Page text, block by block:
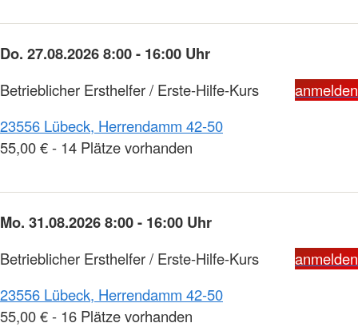
Do. 27.08.2026 8:00 - 16:00 Uhr
Betrieblicher Ersthelfer / Erste-Hilfe-Kurs
anmelden
23556 Lübeck, Herrendamm 42-50
55,00 € - 14 Plätze vorhanden
Mo. 31.08.2026 8:00 - 16:00 Uhr
Betrieblicher Ersthelfer / Erste-Hilfe-Kurs
anmelden
23556 Lübeck, Herrendamm 42-50
55,00 € - 16 Plätze vorhanden